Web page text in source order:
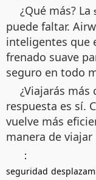
¿Qué más? La
puede faltar.
inteligentes que
frenado suave
seguro en todo
¿Viajarás más
respuesta es sí.
vuelve más
manera de viajar
：
seguridad